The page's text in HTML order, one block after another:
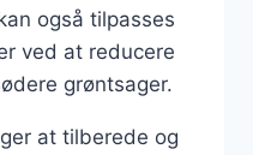
også tilpasses
ved at reducere
grøntsager.
at tilberede og